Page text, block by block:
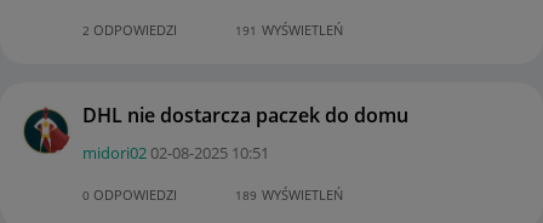
2 ODPOWIEDZI 191 WYŚWIETLEŃ
DHL nie dostarcza paczek do domu
midori02‎02-08-2025 10:51
0 ODPOWIEDZI 189 WYŚWIETLEŃ